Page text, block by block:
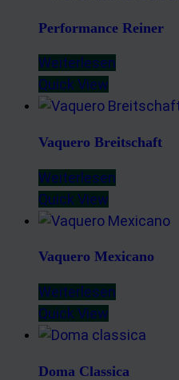
Performance Reiner
Weiterlesen
Quick View
Vaquero Breitschaft
Weiterlesen
Quick View
Vaquero Mexicano
Weiterlesen
Quick View
Doma Classica